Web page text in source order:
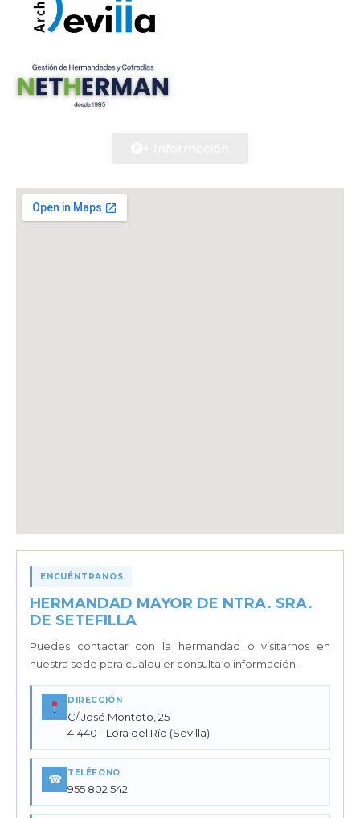
ENCUÉNTRANOS
HERMANDAD MAYOR DE NTRA. SRA.
DE SETEFILLA
Puedes contactar con la hermandad o visitarnos en
nuestra sede para cualquier consulta o información.
DIRECCIÓN
C/ José Montoto, 25
41440 - Lora del Río (Sevilla)
☎ TELÉFONO
955 802 542